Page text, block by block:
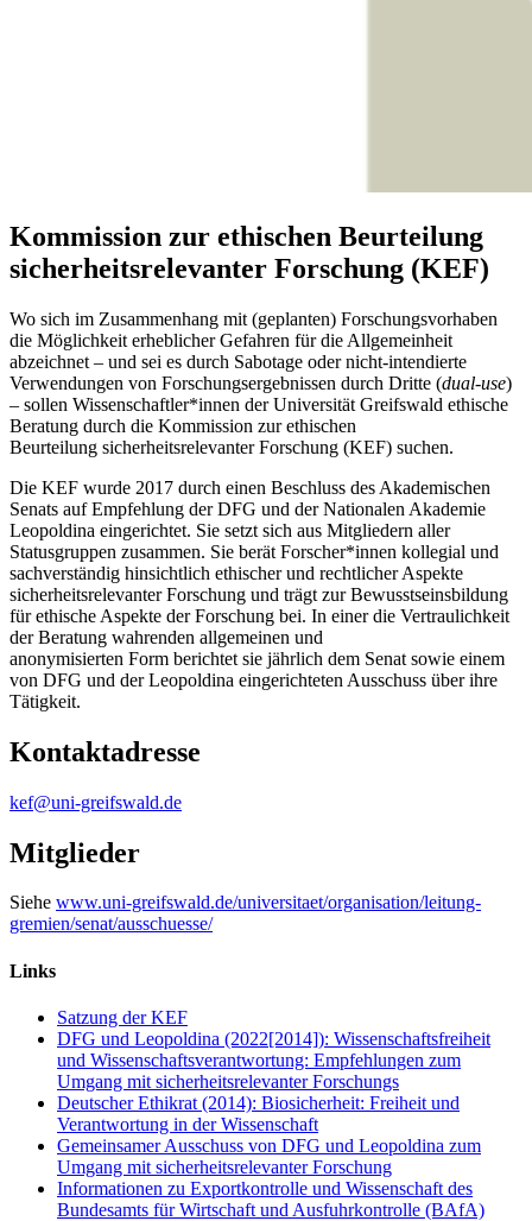
Kommission zur ethischen Beurteilung
sicherheitsrelevanter Forschung (KEF)
Wo sich im Zusammenhang mit (geplanten) Forschungsvorhaben
die Möglichkeit erheblicher Gefahren für die Allgemeinheit
abzeichnet – und sei es durch Sabotage oder nicht-intendierte
Verwendungen von Forschungsergebnissen durch Dritte (dual-use)
– sollen Wissenschaftler*innen der Universität Greifswald ethische
Beratung durch die Kommission zur ethischen
Beurteilung sicherheitsrelevanter Forschung (KEF) suchen.
Die KEF wurde 2017 durch einen Beschluss des Akademischen
Senats auf Empfehlung der DFG und der Nationalen Akademie
Leopoldina eingerichtet. Sie setzt sich aus Mitgliedern aller
Statusgruppen zusammen. Sie berät Forscher*innen kollegial und
sachverständig hinsichtlich ethischer und rechtlicher Aspekte
sicherheitsrelevanter Forschung und trägt zur Bewusstseinsbildung
für ethische Aspekte der Forschung bei. In einer die Vertraulichkeit
der Beratung wahrenden allgemeinen und
anonymisierten Form berichtet sie jährlich dem Senat sowie einem
von DFG und der Leopoldina eingerichteten Ausschuss über ihre
Tätigkeit.
Kontaktadresse
kef@uni-greifswald.de
Mitglieder
Siehe www.uni-greifswald.de/universitaet/organisation/leitung-
gremien/senat/ausschuesse/
Links
Satzung der KEF
DFG und Leopoldina (2022[2014]): Wissenschaftsfreiheit
und Wissenschaftsverantwortung: Empfehlungen zum
Umgang mit sicherheitsrelevanter Forschungs
Deutscher Ethikrat (2014): Biosicherheit: Freiheit und
Verantwortung in der Wissenschaft
Gemeinsamer Ausschuss von DFG und Leopoldina zum
Umgang mit sicherheitsrelevanter Forschung
Informationen zu Exportkontrolle und Wissenschaft des
Bundesamts für Wirtschaft und Ausfuhrkontrolle (BAfA)